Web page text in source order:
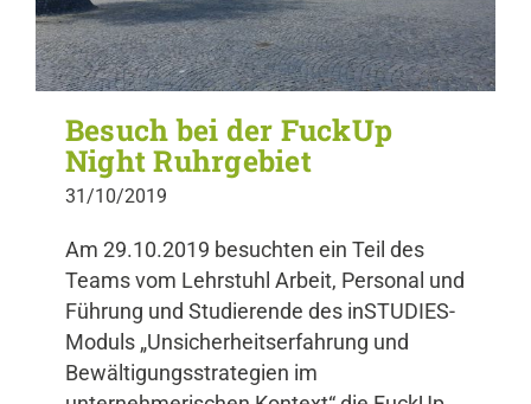
Besuch bei der FuckUp
Night Ruhrgebiet
31/10/2019
Am 29.10.2019 besuchten ein Teil des
Teams vom Lehrstuhl Arbeit, Personal und
Führung und Studierende des inSTUDIES-
Moduls „Unsicherheitserfahrung und
Bewältigungsstrategien im